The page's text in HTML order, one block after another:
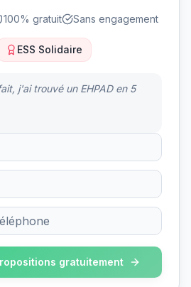
100% gratuit Sans engagement
ESS Solidaire
j'ai trouvé un EHPAD en 5
gratuitement